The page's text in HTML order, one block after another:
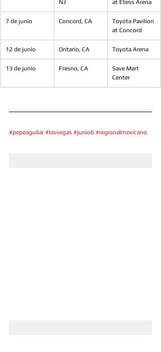
NJ at Etess Arena
7 de junio Concord, CA
Toyota Pavilion
at Concord
12 de junio Ontario, CA Toyota Arena
13 de junio Fresno, CA
Save Mart
Center
#pepeaguilar #lasvegas #junio6 #regionalmexicano